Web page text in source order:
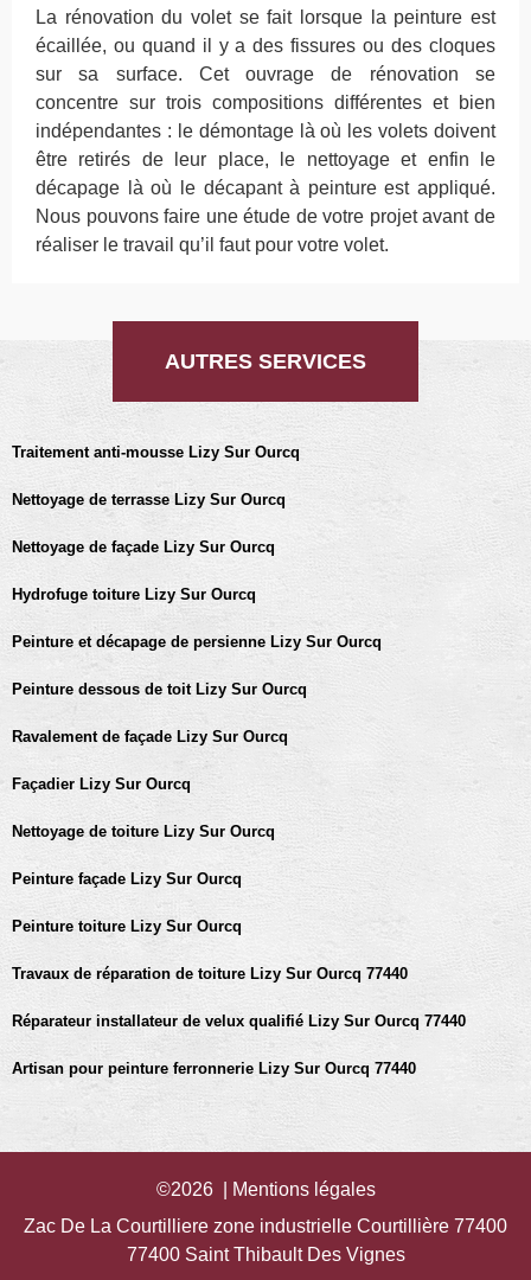
La rénovation du volet se fait lorsque la peinture est
écaillée, ou quand il y a des fissures ou des cloques
sur sa surface. Cet ouvrage de rénovation se
concentre sur trois compositions différentes et bien
indépendantes : le démontage là où les volets doivent
être retirés de leur place, le nettoyage et enfin le
décapage là où le décapant à peinture est appliqué.
Nous pouvons faire une étude de votre projet avant de
réaliser le travail qu’il faut pour votre volet.
AUTRES SERVICES
Traitement anti-mousse Lizy Sur Ourcq
Nettoyage de terrasse Lizy Sur Ourcq
Nettoyage de façade Lizy Sur Ourcq
Hydrofuge toiture Lizy Sur Ourcq
Peinture et décapage de persienne Lizy Sur Ourcq
Peinture dessous de toit Lizy Sur Ourcq
Ravalement de façade Lizy Sur Ourcq
Façadier Lizy Sur Ourcq
Nettoyage de toiture Lizy Sur Ourcq
Peinture façade Lizy Sur Ourcq
Peinture toiture Lizy Sur Ourcq
Travaux de réparation de toiture Lizy Sur Ourcq 77440
Réparateur installateur de velux qualifié Lizy Sur Ourcq 77440
Artisan pour peinture ferronnerie Lizy Sur Ourcq 77440
©2026 |
Mentions légales
Zac De La Courtilliere zone industrielle Courtillière 77400
77400 Saint Thibault Des Vignes